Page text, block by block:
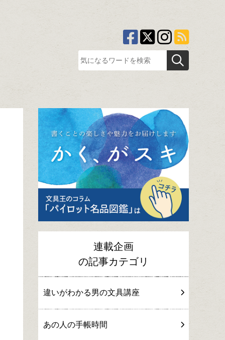
連載企画
の記事カテゴリ
違いがわかる男の文具講座
あの人の手帳時間